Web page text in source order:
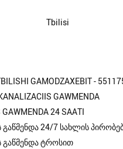
Tbilisi
GAMODZAXEBIT -
GAWMENDA
24 SAATI
გაწმენდა 24/7 სახლის
გაწმენდა ტროსით